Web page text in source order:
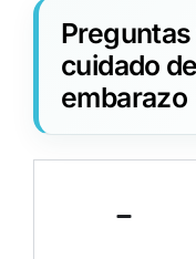
cuidado
embarazo